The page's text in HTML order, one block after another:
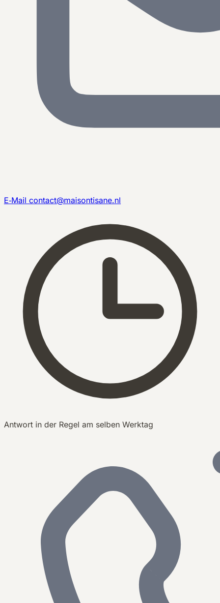
E‑Mail contact@maisontisane.nl
Antwort in der Regel am selben Werktag